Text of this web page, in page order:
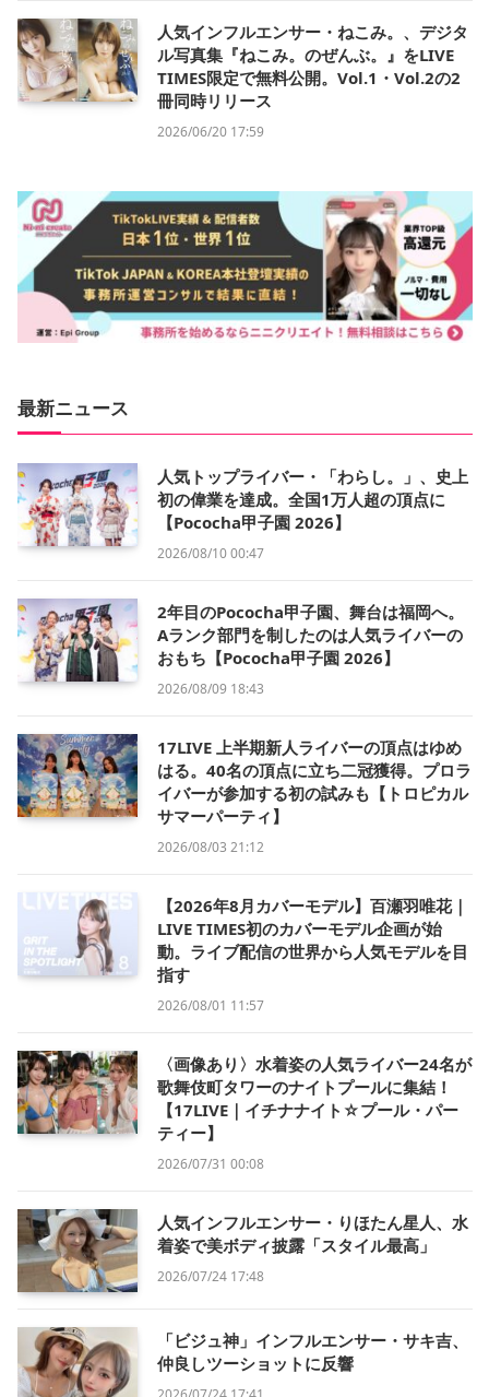
人気インフルエンサー・ねこみ。、デジタ
ル写真集『ねこみ。のぜんぶ。』をLIVE
TIMES限定で無料公開。Vol.1・Vol.2の2
冊同時リリース
2026/06/20 17:59
最新ニュース
人気トップライバー・「わらし。」、史上
初の偉業を達成。全国1万人超の頂点に
【Pococha甲子園 2026】
2026/08/10 00:47
2年目のPococha甲子園、舞台は福岡へ。
Aランク部門を制したのは人気ライバーの
おもち【Pococha甲子園 2026】
2026/08/09 18:43
17LIVE 上半期新人ライバーの頂点はゆめ
はる。40名の頂点に立ち二冠獲得。プロラ
イバーが参加する初の試みも【トロピカル
サマーパーティ】
2026/08/03 21:12
【2026年8月カバーモデル】百瀬羽唯花｜
LIVE TIMES初のカバーモデル企画が始
動。ライブ配信の世界から人気モデルを目
指す
2026/08/01 11:57
〈画像あり〉水着姿の人気ライバー24名が
歌舞伎町タワーのナイトプールに集結！
【17LIVE｜イチナナイト☆プール・パー
ティー】
2026/07/31 00:08
人気インフルエンサー・りほたん星人、水
着姿で美ボディ披露「スタイル最高」
2026/07/24 17:48
「ビジュ神」インフルエンサー・サキ吉、
仲良しツーショットに反響